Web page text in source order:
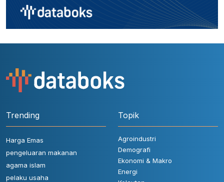
Trending
Harga Emas
pengeluaran makanan
agama islam
pelaku usaha
Topik
Agroindustri
Demografi
Ekonomi & Makro
Energi